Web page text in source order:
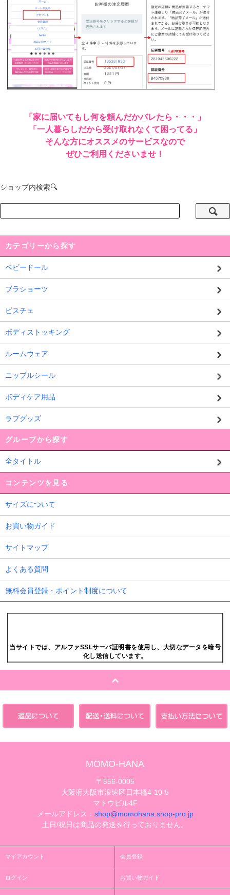
「家に届いてもし何を頼んだかバレたら・・・」
「一人暮らしだから受け取れなくて困ってる」
そんな方にオススメのサービスなので
ぜひご利用くださいませ！
ショップ内検索🔍
カテゴリーから探す
ベビードール
ブラショーツ
ビスチェ
ボディストッキング
ルームウェア
ニップルシール
ボディケア用品
ラブグッズ
グループから探す
全タイトル
コンテンツを見る
サイズについて
お買い物ガイド
サイトマップ
よくある質問
無料会員登録・ポイント制度について
当サイトでは、アルファSSLサーバ証明書を使用し、大切なデータを暗号
化し送信しています。
MOMO-HANA
〒556-0005
大阪府大阪市浪速区日本橋4-10-5
マトウビル4F
メールアドレス： shop@momohana.shop-pro.jp
土日/祝日は商品の発送を行っておりません。
マイアカウント 会員登録
ログイン お買い物ガイド